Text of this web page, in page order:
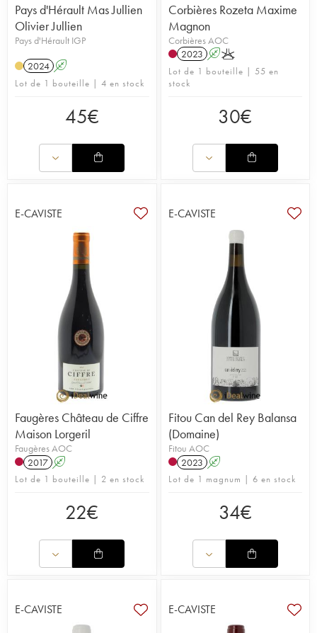
Pays d'Hérault Mas Jullien
Olivier Jullien
Pays d'Hérault IGP
2024 A
Lot de 1 bouteille | 4 en stock
45€
Corbières Rozeta Maxime
Magnon
Corbières AOC
2023 AK
Lot de 1 bouteille | 55 en
stock
30€
E-CAVISTE
Faugères Château de Ciffre
Maison Lorgeril
Faugères AOC
2017 A
Lot de 1 bouteille | 2 en stock
22€
E-CAVISTE
Fitou Can del Rey Balansa
(Domaine)
Fitou AOC
2023 A
Lot de 1 magnum | 6 en stock
34€
E-CAVISTE E-CAVISTE